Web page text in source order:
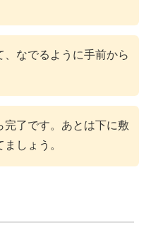
なでるように手前から
完了です。あとは下に敷
しょう。